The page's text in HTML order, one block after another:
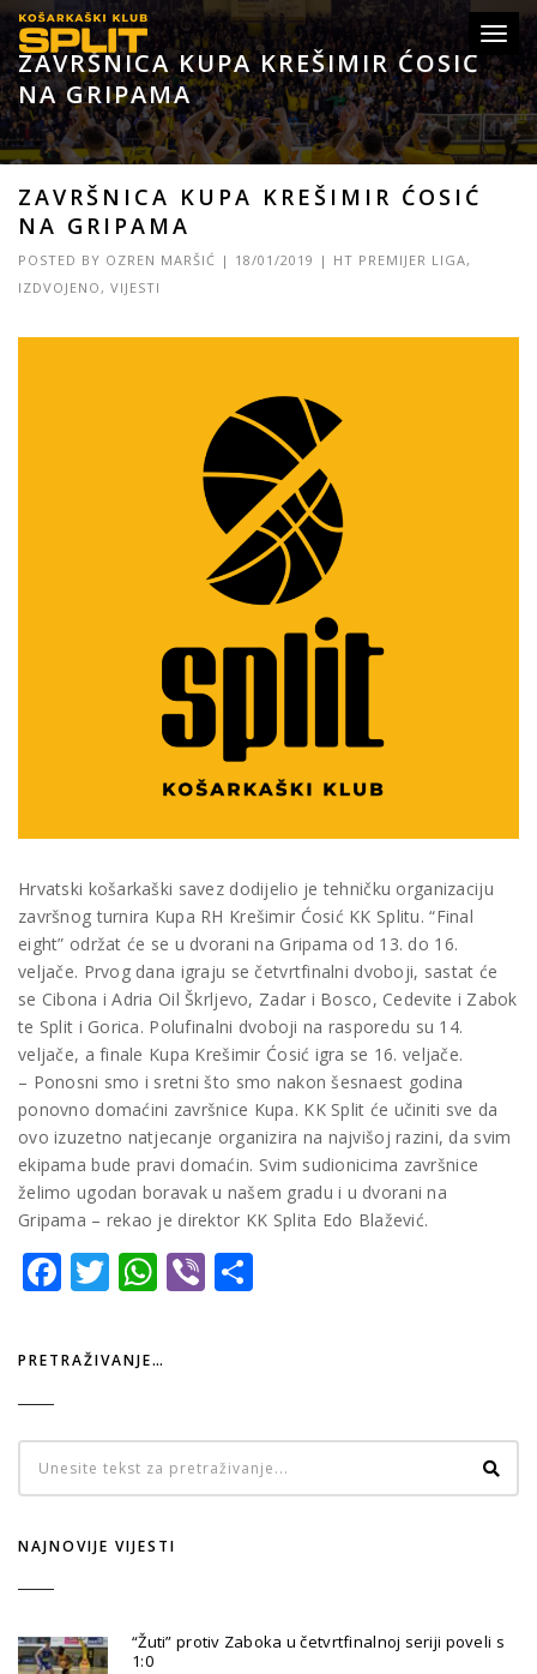
ZAVRŠNICA KUPA KREŠIMIR ĆOSIĆ
NA GRIPAMA
ZAVRŠNICA KUPA KREŠIMIR ĆOSIĆ
NA GRIPAMA
POSTED BY OZREN MARŠIĆ | 18/01/2019 | HT PREMIJER LIGA,
IZDVOJENO, VIJESTI
Hrvatski košarkaški savez dodijelio je tehničku organizaciju
završnog turnira Kupa RH Krešimir Ćosić KK Splitu. “Final
eight” održat će se u dvorani na Gripama od 13. do 16.
veljače. Prvog dana igraju se četvrtfinalni dvoboji, sastat će
se Cibona i Adria Oil Škrljevo, Zadar i Bosco, Cedevite i Zabok
te Split i Gorica. Polufinalni dvoboji na rasporedu su 14.
veljače, a finale Kupa Krešimir Ćosić igra se 16. veljače.
– Ponosni smo i sretni što smo nakon šesnaest godina
ponovno domaćini završnice Kupa. KK Split će učiniti sve da
ovo izuzetno natjecanje organizira na najvišoj razini, da svim
ekipama bude pravi domaćin. Svim sudionicima završnice
želimo ugodan boravak u našem gradu i u dvorani na
Gripama – rekao je direktor KK Splita Edo Blažević.
Facebook
Twitter
WhatsApp
Viber
PRETRAŽIVANJE…
NAJNOVIJE VIJESTI
“Žuti” protiv Zaboka u četvrtfinalnoj seriji poveli s
1:0